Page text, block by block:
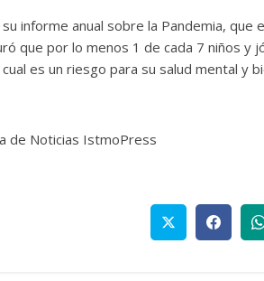
informe anual sobre la Pandemia,
que por lo menos 1 de cada 7 niños y
es un riesgo para su salud mental y
de Noticias IstmoPress